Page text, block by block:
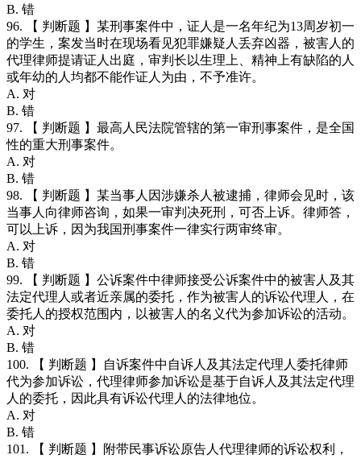
B. 错
96. 【 判断题 】某刑事案件中，证人是一名年纪为13周岁初一
的学生，案发当时在现场看见犯罪嫌疑人丢弃凶器，被害人的
代理律师提请证人出庭，审判长以生理上、精神上有缺陷的人
或年幼的人均都不能作证人为由，不予准许。
A. 对
B. 错
97. 【 判断题 】最高人民法院管辖的第一审刑事案件，是全国
性的重大刑事案件。
A. 对
B. 错
98. 【 判断题 】某当事人因涉嫌杀人被逮捕，律师会见时，该
当事人向律师咨询，如果一审判决死刑，可否上诉。律师答，
可以上诉，因为我国刑事案件一律实行两审终审。
A. 对
B. 错
99. 【 判断题 】公诉案件中律师接受公诉案件中的被害人及其
法定代理人或者近亲属的委托，作为被害人的诉讼代理人，在
委托人的授权范围内，以被害人的名义代为参加诉讼的活动。
A. 对
B. 错
100. 【 判断题 】自诉案件中自诉人及其法定代理人委托律师
代为参加诉讼，代理律师参加诉讼是基于自诉人及其法定代理
人的委托，因此具有诉讼代理人的法律地位。
A. 对
B. 错
101. 【 判断题 】附带民事诉讼原告人代理律师的诉讼权利，